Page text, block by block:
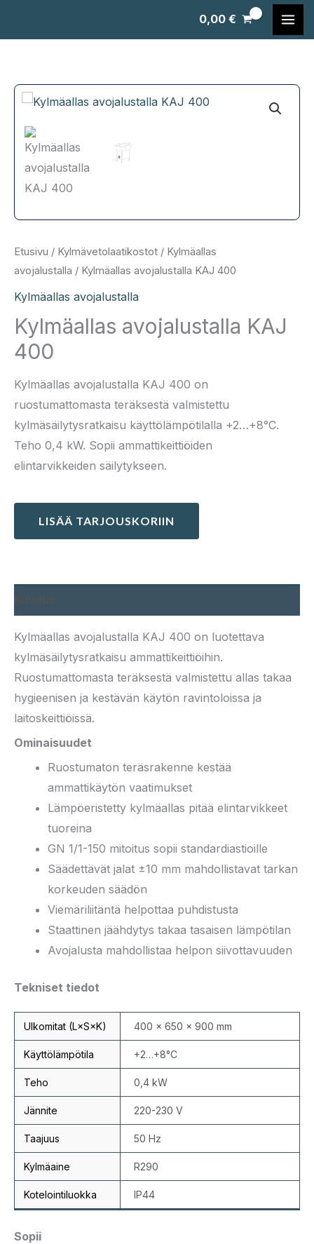
0,00€
Etusivu / Kylmävetolaatikostot / Kylmäallas
avojalustalla / Kylmäallas avojalustalla KAJ 400
Kylmäallas avojalustalla
Kylmäallas avojalustalla KAJ
400
Kylmäallas avojalustalla KAJ 400 on
ruostumattomasta teräksestä valmistettu
kylmäsäilytysratkaisu käyttölämpötilalla +2…+8°C.
Teho 0,4 kW. Sopii ammattikeittiöiden
elintarvikkeiden säilytykseen.
LISÄÄ TARJOUSKORIIN
Kylmäallas avojalustalla KAJ 400 on luotettava
kylmäsäilytysratkaisu ammattikeittiöihin.
Ruostumattomasta teräksestä valmistettu allas takaa
hygieenisen ja kestävän käytön ravintoloissa ja
laitoskeittiöissä.
Ominaisuudet
Ruostumaton teräsrakenne kestää
ammattikäytön vaatimukset
Lämpöeristetty kylmäallas pitää elintarvikkeet
tuoreina
GN 1/1-150 mitoitus sopii standardiastioille
Säädettävät jalat ±10 mm mahdollistavat tarkan
korkeuden säädön
Viemäriliitäntä helpottaa puhdistusta
Staattinen jäähdytys takaa tasaisen lämpötilan
Avojalusta mahdollistaa helpon siivottavuuden
Tekniset tiedot
Ulkomitat (L×S×K) 400 × 650 × 900 mm
Käyttölämpötila +2…+8°C
Teho 0,4 kW
Jännite 220-230 V
Taajuus 50 Hz
Kylmäaine R290
Kotelointiluokka IP44
Sopii